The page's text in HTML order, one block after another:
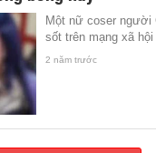
Một nữ coser người
sốt trên mạng xã
2 năm trước